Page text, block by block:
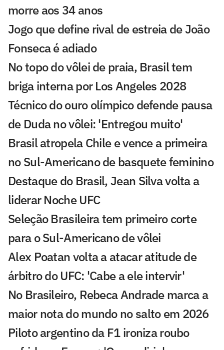
morre aos 34 anos
Jogo que define rival de estreia de João
Fonseca é adiado
No topo do vôlei de praia, Brasil tem
briga interna por Los Angeles 2028
Técnico do ouro olímpico defende pausa
de Duda no vôlei: 'Entregou muito'
Brasil atropela Chile e vence a primeira
no Sul-Americano de basquete feminino
Destaque do Brasil, Jean Silva volta a
liderar Noche UFC
Seleção Brasileira tem primeiro corte
para o Sul-Americano de vôlei
Alex Poatan volta a atacar atitude de
árbitro do UFC: 'Cabe a ele intervir'
No Brasileiro, Rebeca Andrade marca a
maior nota do mundo no salto em 2026
Piloto argentino da F1 ironiza roubo